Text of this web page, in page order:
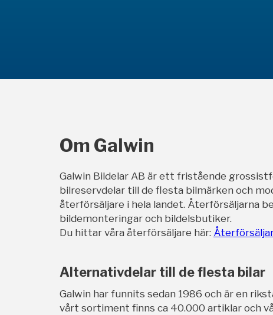
Om Galwin
Galwin Bildelar AB är ett fristående
bilreservdelar till de flesta bilmärken och
återförsäljare i hela landet. Återförsäljarna
bildemonteringar och bildelsbutiker.
Du hittar våra återförsäljare här:
Alternativdelar till de flesta bilar
Galwin har funnits sedan 1986 och är en
vårt sortiment finns ca 40.000 artiklar och